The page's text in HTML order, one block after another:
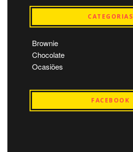
CATEGORIAS
Brownie
Chocolate
Ocasiões
FACEBOOK